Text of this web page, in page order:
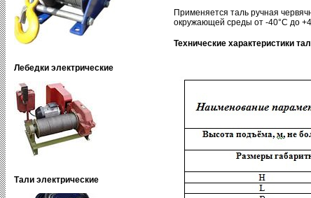
Лебедки электрические
Тали электрические
Применяется таль ручная
окружающей среды от -40°С до
Технические характеристики